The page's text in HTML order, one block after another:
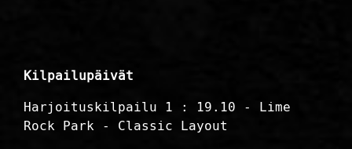
Kilpailupäivät
Harjoituskilpailu 1 : 19.10 - Lime
Rock Park - Classic Layout